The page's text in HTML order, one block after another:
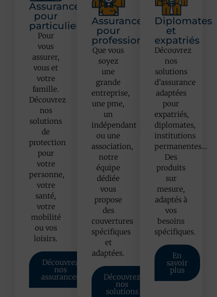
Assurances
pour
particuliers
Pour
vous
assurer,
vous et
votre
famille.
Découvrez
nos
solutions
de
protection
pour
votre
personne,
votre
santé,
votre
mobilité
ou vos
loisirs.
Découvrez
nos
assurances
Assurances
pour
professionnels
Que vous
soyez
une
grande
entreprise,
une pme,
un
indépendant
ou une
association,
notre
équipe
dédiée
vous
propose
des
couvertures
spécifiques
et
adaptées.
Découvrez
nos
solutions
Diplomates
et
expatriés
Découvrez
nos
solutions
d’assurance
adaptées
pour
expatriés,
diplomates,
institutions
permanentes…
Des
produits
sur
mesure,
adaptés à
vos
besoins
spécifiques.
En
savoir
plus